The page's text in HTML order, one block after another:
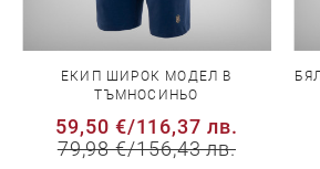
ЕКИП ШИРОК МОДЕЛ В
ТЪМНОСИНЬО
59,50 €/116,37 лв.
79,98 €/156,43 лв.